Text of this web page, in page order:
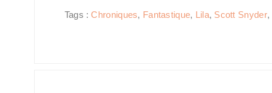
Tags :Chroniques, Fantastique, Lila, Scott Snyder,